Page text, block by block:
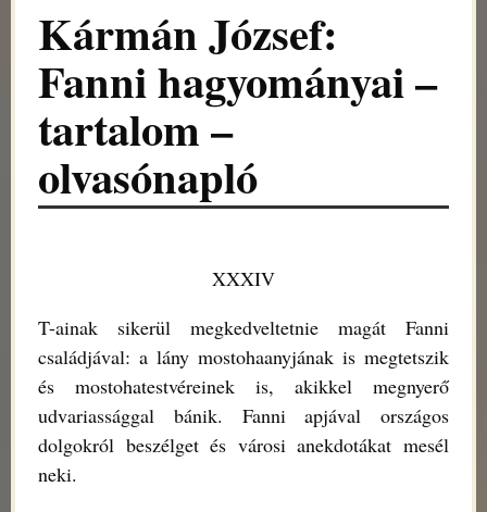
Kármán József:
Fanni hagyományai –
tartalom –
olvasónapló
XXXIV
T-ainak sikerül megkedveltetnie magát Fanni
családjával: a lány mostohaanyjának is megtetszik
és mostohatestvéreinek is, akikkel megnyerő
udvariassággal bánik. Fanni apjával országos
dolgokról beszélget és városi anekdotákat mesél
neki.